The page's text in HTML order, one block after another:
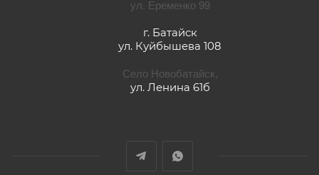
ул. Еременко 99
г. Батайск
ул. Куйбышева 108
Село Новобатайск,
ул. Ленина 61б